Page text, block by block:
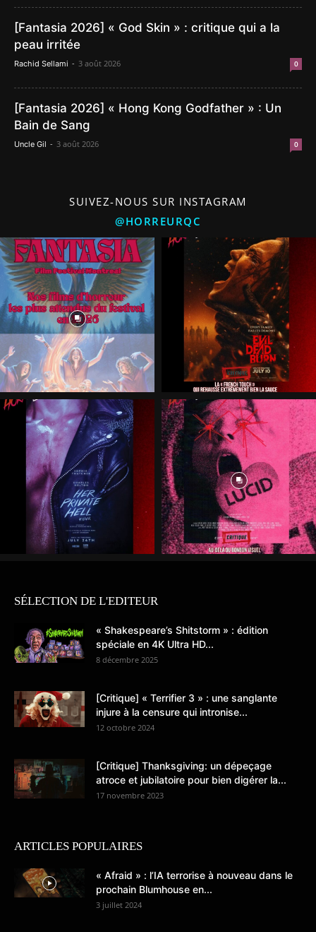
[Fantasia 2026] « God Skin » : critique qui a la
peau irritée
Rachid Sellami - 3 août 2026 0
[Fantasia 2026] « Hong Kong Godfather » : Un
Bain de Sang
Uncle Gil - 3 août 2026 0
SUIVEZ-NOUS SUR INSTAGRAM
@HORREURQC
SÉLECTION DE L'EDITEUR
« Shakespeare’s Shitstorm » : édition
spéciale en 4K Ultra HD...
8 décembre 2025
[Critique] « Terrifier 3 » : une sanglante
injure à la censure qui intronise...
12 octobre 2024
[Critique] Thanksgiving: un dépeçage
atroce et jubilatoire pour bien digérer la...
17 novembre 2023
ARTICLES POPULAIRES
« Afraid » : l’IA terrorise à nouveau dans le
prochain Blumhouse en...
3 juillet 2024